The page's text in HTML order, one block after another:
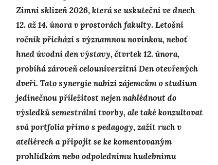
Zimní sklizeň 2026, která se uskuteční ve dnech
12. až 14. února v prostorách fakulty. Letošní
ročník přichází s významnou novinkou, neboť
hned úvodní den výstavy, čtvrtek 12. února,
probíhá zároveň celouniverzitní Den otevřených
dveří. Tato synergie nabízí zájemcům o studium
jedinečnou příležitost nejen nahlédnout do
výsledků semestrální tvorby, ale také konzultovat
svá portfolia přímo s pedagogy, zažít ruch v
ateliérech a připojit se ke komentovaným
prohlídkám nebo odpolednímu hudebnímu